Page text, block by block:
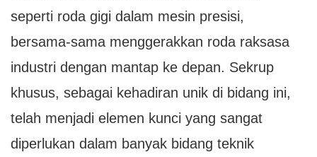
seperti roda gigi dalam mesin presisi,
bersama-sama menggerakkan roda raksasa
industri dengan mantap ke depan. Sekrup
khusus, sebagai kehadiran unik di bidang ini,
telah menjadi elemen kunci yang sangat
diperlukan dalam banyak bidang teknik